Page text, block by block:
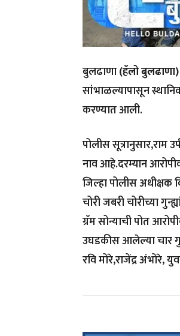
बुलढाणा(हॅलो बुलढाणा)
सांभाळल्यापासून
करण्यात आली.
पोलीस सूत्रानुसार,राम
नाव आहे.दरम्यान
जिल्हा पोलीस अधीक्षक
चोरी जबरी चोरीच्या
ग्रॅम सोन्याची पोत
उघडकीस आलेल्या चार
रवि मोरे,राजेंद्र अंभोरे,